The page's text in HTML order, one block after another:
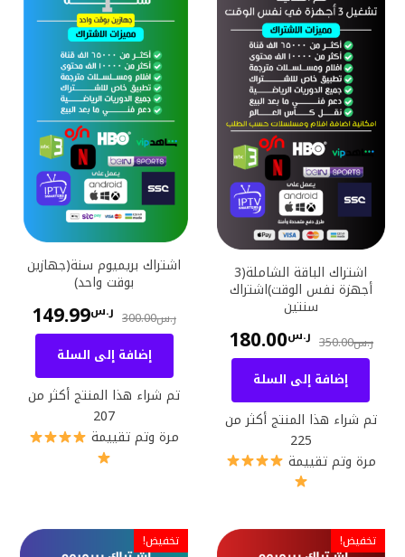
اشتراك الباقة الشاملة(3
أجهزة نفس الوقت)اشتراك
سنتين
ر.س350.00 ر.س180.00
إضافة إلى السلة
تم شراء هذا المنتج أكثر من
225
مرة وتم تقييمة
اشتراك بريميوم سنة(جهازين
بوقت واحد)
ر.س300.00 ر.س149.99
إضافة إلى السلة
تم شراء هذا المنتج أكثر من
207
مرة وتم تقييمة
تخفيض! تخفيض!